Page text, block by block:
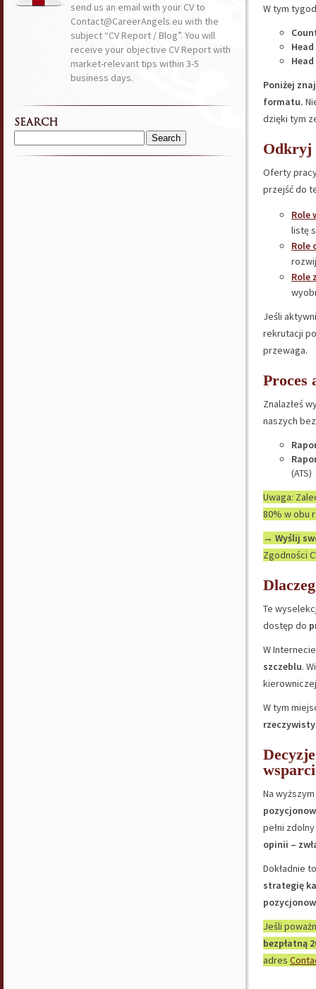
W tym
Poniżej
formatu.
dzięki tym
Odkryj
Oferty
przejść do
Role
listę
Role
Role
Jeśli
rekrutacji
przewaga.
Proces
Znalazłeś
naszych
(ATS)
Uwaga:
80% w obu
→ Wyślij
Zgodności
Te
dostęp do
W
szczeblu.
W tym
Na
pełni
opinii –
Dokładnie
strategię
Jeśli
bezpłatną
adres
send us an email with your CV to
Contact@CareerAngels.eu with the
subject “CV Report / Blog”. You will
receive your objective CV Report with
market-relevant tips within 3-5
business days.
SEARCH
Search
for: